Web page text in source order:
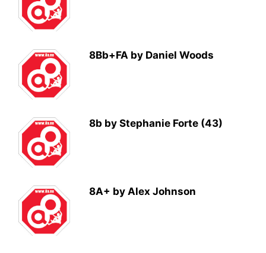
8Bb+FA by Daniel Woods
8b by Stephanie Forte (43)
8A+ by Alex Johnson